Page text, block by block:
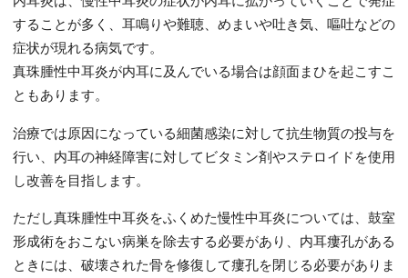
することが多く、耳鳴りや難聴、めまいや吐き気、嘔吐などの
症状が現れる病気です。
真珠腫性中耳炎が内耳に及んでいる場合は顔面まひを起こすこ
ともあります。
治療では原因になっている細菌感染に対して抗生物質の投与を
行い、内耳の神経障害に対してビタミン剤やステロイドを使用
し改善を目指します。
ただし真珠腫性中耳炎をふくめた慢性中耳炎については、鼓室
形成術をおこない病巣を除去する必要があり、内耳瘻孔がある
ときには、破壊された骨を修復して瘻孔を閉じる必要がありま